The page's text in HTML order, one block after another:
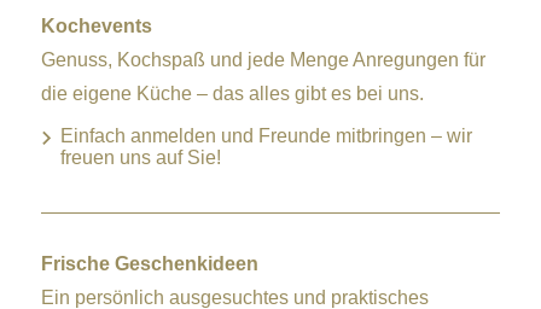
Kochevents
Genuss, Kochspaß und jede Menge Anregungen für
die eigene Küche – das alles gibt es bei uns.
Einfach anmelden und Freunde mitbringen – wir
freuen uns auf Sie!
Frische Geschenkideen
Ein persönlich ausgesuchtes und praktisches